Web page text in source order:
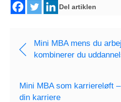
Del artiklen
Mini MBA mens du
kombinerer du
Mini MBA som karriereløft
din karriere